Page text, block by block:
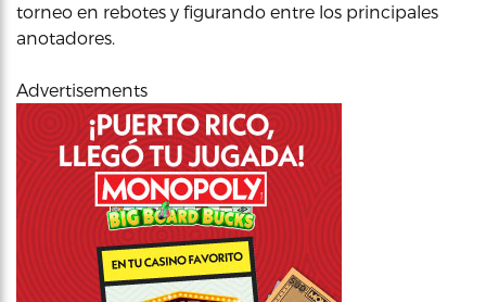
torneo en rebotes y figurando entre los principales
anotadores.
Advertisements